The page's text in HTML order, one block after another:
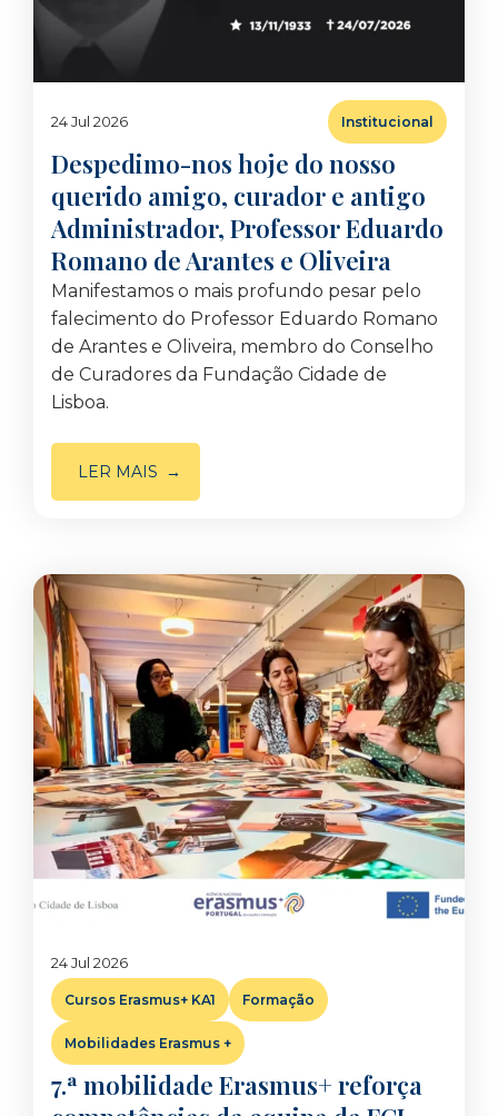
24 Jul 2026 Institucional
Despedimo-nos hoje do nosso
querido amigo, curador e antigo
Administrador, Professor Eduardo
Romano de Arantes e Oliveira
Manifestamos o mais profundo pesar pelo
falecimento do Professor Eduardo Romano
de Arantes e Oliveira, membro do Conselho
de Curadores da Fundação Cidade de
Lisboa.
LER MAIS
24 Jul 2026
Cursos Erasmus+ KA1 Formação
Mobilidades Erasmus +
7.ª mobilidade Erasmus+ reforça